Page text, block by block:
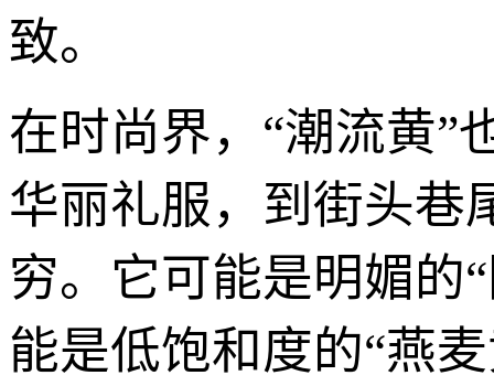
致。
在时尚界，“潮流黄”
华丽礼服，到街头巷
穷。它可能是明媚的
能是低饱和度的“燕